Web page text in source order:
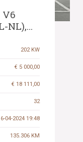
NL),
202 KW
€ 5 000,00
€ 18 111,00
32
04-2024 19:48
135.306 KM